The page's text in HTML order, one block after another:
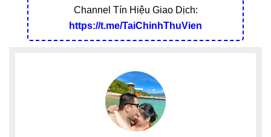
Channel Tín Hiệu Giao Dịch:
https://t.me/TaiChinhThuVien